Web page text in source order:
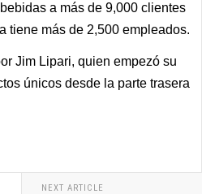
a más de 9,000 clientes
tiene más de 2,500 empleados.
Jim Lipari, quien empezó su
únicos desde la parte trasera
NEXT ARTICLE